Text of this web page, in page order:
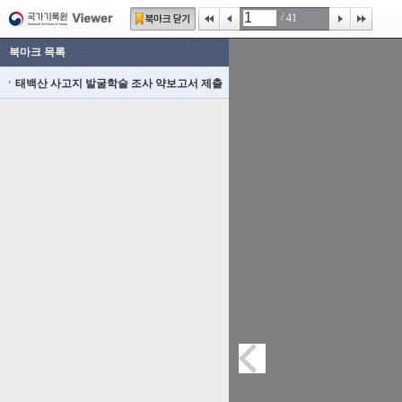
/ 41
북마크 목록
태백산 사고지 발굴학술 조사 약보고서 제출